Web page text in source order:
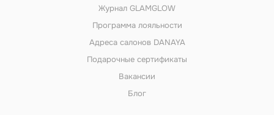
Журнал GLAMGLOW
Программа лояльности
Адреса салонов DANAYA
Подарочные сертификаты
Вакансии
Блог